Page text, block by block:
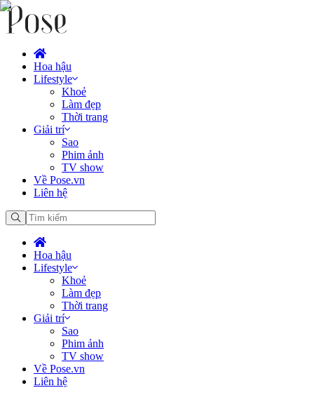
Hoa hậu
Lifestyle
Khoẻ
Làm đẹp
Thời trang
Giải trí
Sao
Phim ảnh
TV show
Về Pose.vn
Liên hệ
Hoa hậu
Lifestyle
Khoẻ
Làm đẹp
Thời trang
Giải trí
Sao
Phim ảnh
TV show
Về Pose.vn
Liên hệ